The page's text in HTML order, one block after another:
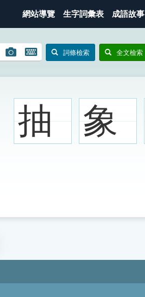
網站導覽 生字詞彙表 成語故事
圖
搜
圖
示
開
鍵
圖
示
詞條檢索 全文檢索
抽 象